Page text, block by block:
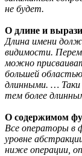
не будет.
О длине и
Длина имени
видимости.
можно
большей
длинными. … Таки
тем более
О содержимом
Все операторы в
уровне
ниже операции,